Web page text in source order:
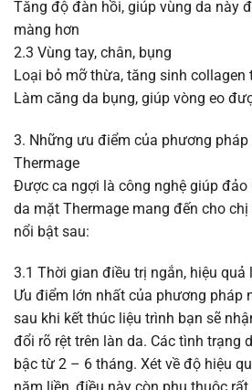
Tăng độ đàn hồi, giúp vùng da này
màng hơn
2.3 Vùng tay, chân, bụng
Loại bỏ mỡ thừa, tăng sinh collagen
Làm căng da bụng, giúp vòng eo
3. Những ưu điểm của phương
Thermage
Được ca ngợi là công nghệ giúp đảo
da mặt Thermage mang đến cho
nổi bật sau:
3.1 Thời gian điều trị ngắn, hiệu quả
Ưu điểm lớn nhất của phương pháp
sau khi kết thúc liệu trình bạn sẽ
đổi rõ rệt trên làn da. Các tình trạng
bậc từ 2 – 6 tháng. Xét về độ hiệu